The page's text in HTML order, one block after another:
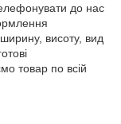
до нас
висоту, вид
товар по всій